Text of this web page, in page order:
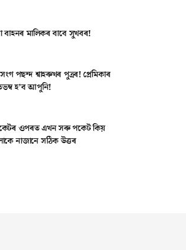
বাহনৰ মালিকৰ বাবে সুখবৰ!
পছন্দ শ্বাহৰুখৰ পুত্ৰৰ! প্ৰেমিকাৰ
হ’ব আপুনি!
ওপৰত এখন সৰু পকেট কিয়
নাজানে সঠিক উত্তৰ